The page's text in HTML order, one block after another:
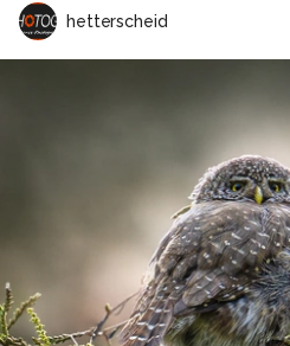
hetterscheid